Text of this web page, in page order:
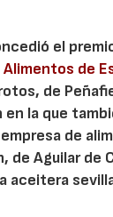
el
Alimentos de
de
en la que
de
de Aguilar de
aceitera